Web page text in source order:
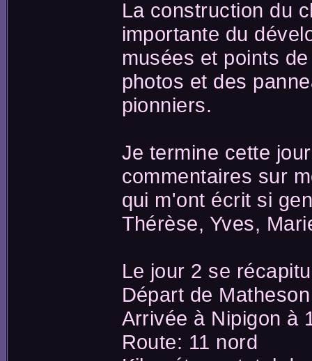
La construction du
importante du
musées et points
photos et des
pionniers.
Je termine cette
commentaires sur
qui m'ont écrit si
Thérèse, Yves,
Le jour 2 se
Départ de
Arrivée à Nipigon à
Route: 11 nord